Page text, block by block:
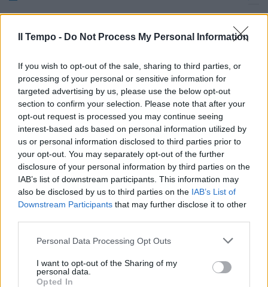
Il Tempo - Do Not Process My Personal Information
If you wish to opt-out of the sale, sharing to third parties, or
processing of your personal or sensitive information for
targeted advertising by us, please use the below opt-out
section to confirm your selection. Please note that after your
opt-out request is processed you may continue seeing
interest-based ads based on personal information utilized by
us or personal information disclosed to third parties prior to
your opt-out. You may separately opt-out of the further
disclosure of your personal information by third parties on the
IAB’s list of downstream participants. This information may
also be disclosed by us to third parties on the IAB’s List of
Downstream Participants that may further disclose it to other
Personal Data Processing Opt Outs
I want to opt-out of the Sharing of my
personal data.
Opted In
Simone Pieretti Galliani esclude
Lodi del Catania e annuncia
la prossima stagione..
13/01/2013
Erika Menghi Quando lo scarpino
destro di Bolivar, difensore
dell'Internacional, si è stampato
sul ginocchio sinistro di Dodò,
provocando la rottura del
crociato anteriore, l'allora
laterale del Bahia stava
c
13/01/2013